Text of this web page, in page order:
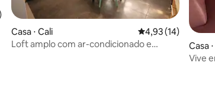
avaliação média de 5, 59 avaliações
Casa ⋅ Cali 4,93 de uma
4,93 (14)
Loft amplo com ar-condicionado e
Casa
Vive